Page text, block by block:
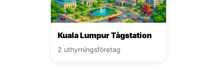
Kuala Lumpur Tågstation
2 uthyrningsföretag